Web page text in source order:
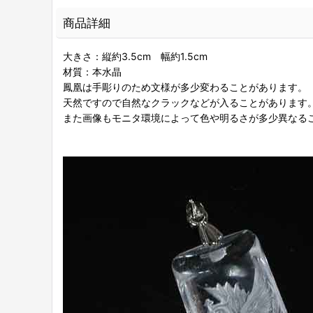
商品詳細
大きさ：縦約3.5cm 幅約1.5cm
材質：本水晶
鳳凰は手彫りのため文様が多少変わることがあります。
天然ですので自然なクラックなどが入ることがあります。
また画像もモニタ環境によって色や明るさが多少異なる